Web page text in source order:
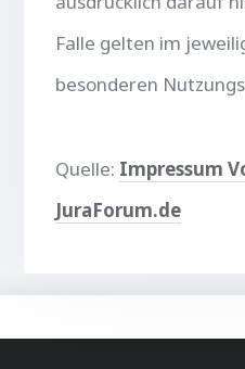
Falle gelten im
besonderen
Quelle: Impressum
JuraForum.de